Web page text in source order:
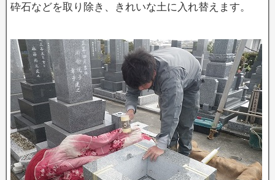
砕石などを取り除き、きれいな土に入れ替えます。